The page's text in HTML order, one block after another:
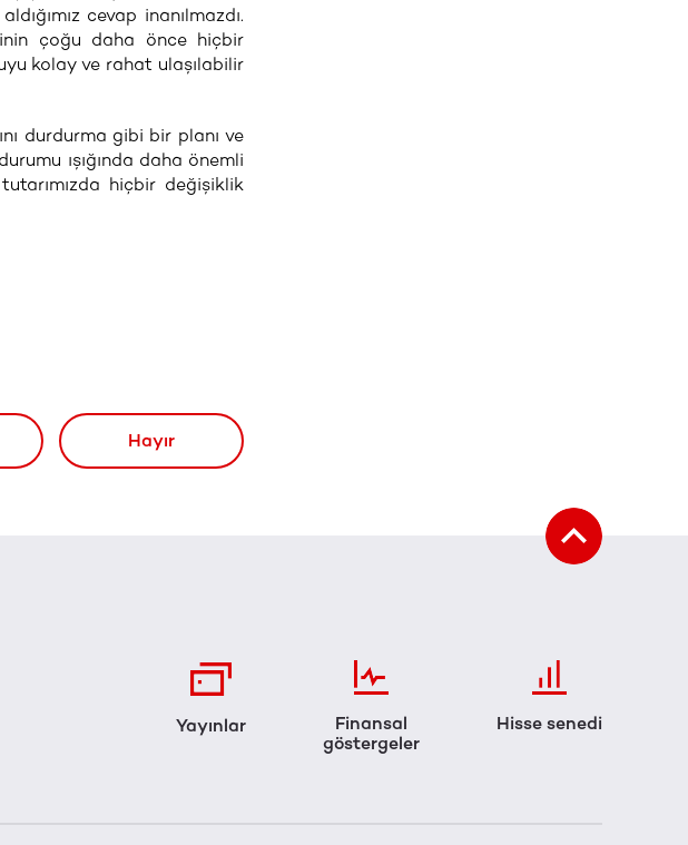
cevap inanılmazdı.
çoğu daha önce hiçbir
kolay ve rahat ulaşılabilir
durdurma gibi bir planı ve
ışığında daha önemli
hiçbir değişiklik
Hayır
Yayınlar
Finansal
göstergeler
Hisse senedi